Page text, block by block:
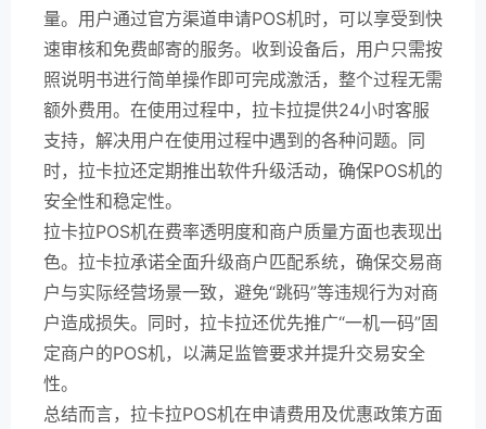
量。用户通过官方渠道申请POS机时，可以享受到快
速审核和免费邮寄的服务。收到设备后，用户只需按
照说明书进行简单操作即可完成激活，整个过程无需
额外费用。在使用过程中，拉卡拉提供24小时客服
支持，解决用户在使用过程中遇到的各种问题。同
时，拉卡拉还定期推出软件升级活动，确保POS机的
安全性和稳定性。
拉卡拉POS机在费率透明度和商户质量方面也表现出
色。拉卡拉承诺全面升级商户匹配系统，确保交易商
户与实际经营场景一致，避免“跳码”等违规行为对商
户造成损失。同时，拉卡拉还优先推广“一机一码”固
定商户的POS机，以满足监管要求并提升交易安全
性。
总结而言，拉卡拉POS机在申请费用及优惠政策方面